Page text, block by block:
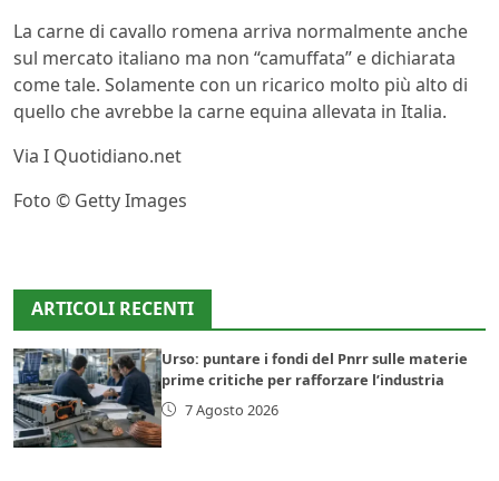
La carne di cavallo romena arriva normalmente anche
sul mercato italiano ma non “camuffata” e dichiarata
come tale. Solamente con un ricarico molto più alto di
quello che avrebbe la carne equina allevata in Italia.
Via I Quotidiano.net
Foto © Getty Images
ARTICOLI RECENTI
Urso: puntare i fondi del Pnrr sulle materie
prime critiche per rafforzare l’industria
7 Agosto 2026